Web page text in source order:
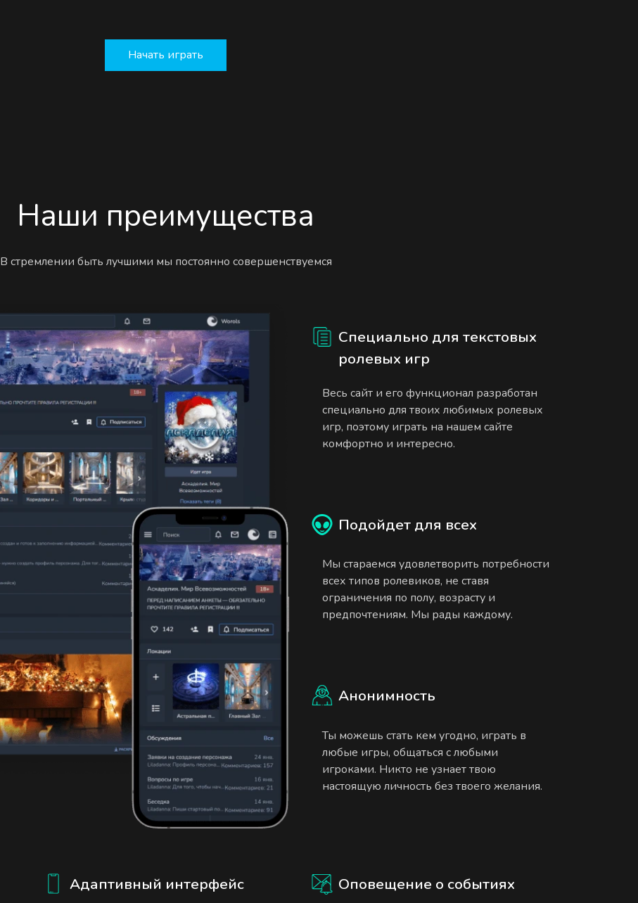
Начать играть
Наши преимущества
В стремлении быть лучшими мы постоянно совершенствуемся
Специально для текстовых
ролевых игр
Весь сайт и его функционал разработан
специально для твоих любимых ролевых
игр, поэтому играть на нашем сайте
комфортно и интересно.
Подойдет для всех
Мы стараемся удовлетворить потребности
всех типов ролевиков, не ставя
ограничения по полу, возрасту и
предпочтениям. Мы рады каждому.
Анонимность
Ты можешь стать кем угодно, играть в
любые игры, общаться с любыми
игроками. Никто не узнает твою
настоящую личность без твоего желания.
Адаптивный интерфейс Оповещение о событиях